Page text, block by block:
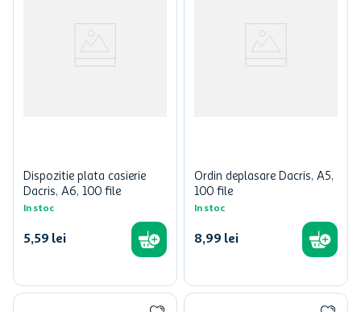
Dispozitie plata casierie
Dacris, A6, 100 file
In stoc
5,59 lei
Ordin deplasare Dacris, A5,
100 file
In stoc
8,99 lei